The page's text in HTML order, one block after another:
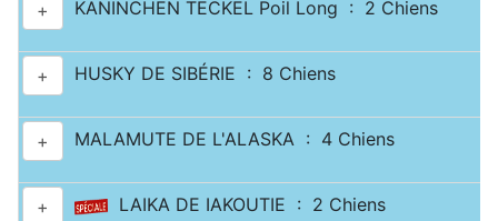
+ KANINCHEN TECKEL Poil Long : 2 Chiens
+ HUSKY DE SIBÉRIE : 8 Chiens
+ MALAMUTE DE L'ALASKA : 4 Chiens
+ LAIKA DE IAKOUTIE : 2 Chiens